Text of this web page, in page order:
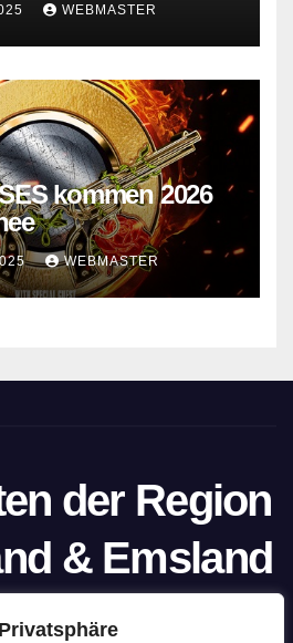
WEBMASTER
kommen 2026
WEBMASTER
der Region
& Emsland